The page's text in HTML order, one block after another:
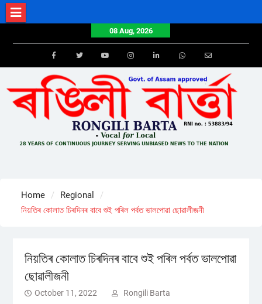
Skip
to
08 Aug, 2026
FacebookTwitterYoutube Email
Home
Regional
নিয়তিৰ কোলাত চিৰদিনৰ বাবে শুই পৰিল পৰ্বত ভালপোৱা ছোৱালীজনী
নিয়তিৰ কোলাত চিৰদিনৰ বাবে শুই পৰিল পৰ্বত ভালপোৱা
ছোৱালীজনী
October 11, 2022 Rongili Barta